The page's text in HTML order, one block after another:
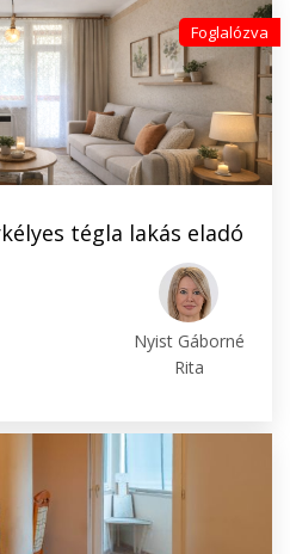
Foglalózva
tégla lakás eladó
Nyist Gáborné
Rita